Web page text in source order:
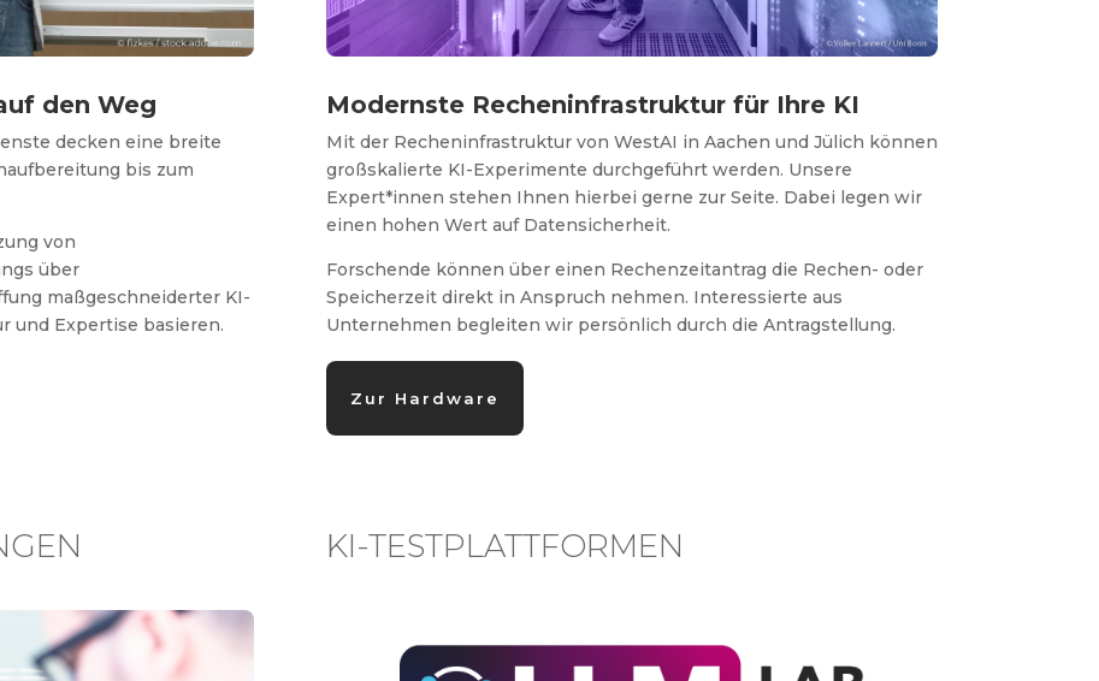
den Weg
decken eine breite
bis zum
von
über
maßgeschneiderter KI-
und Expertise basieren.
Modernste Recheninfrastruktur für Ihre KI
Mit der Recheninfrastruktur von WestAI in Aachen und Jülich können
großskalierte KI-Experimente durchgeführt werden. Unsere
Expert*innen stehen Ihnen hierbei gerne zur Seite. Dabei legen wir
einen hohen Wert auf Datensicherheit.
Forschende können über einen Rechenzeitantrag die Rechen- oder
Speicherzeit direkt in Anspruch nehmen. Interessierte aus
Unternehmen begleiten wir persönlich durch die Antragstellung.
Zur Hardware
KI-TESTPLATTFORMEN